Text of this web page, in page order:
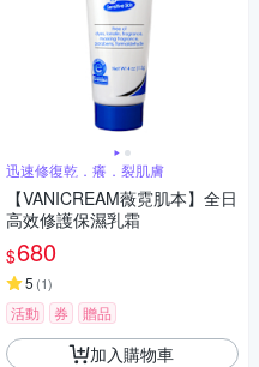
迅速修復乾．癢．裂肌膚
【VANICREAM薇霓肌本】全日
高效修護保濕乳霜
$680
5 (1)
活動 券 贈品
加入購物車